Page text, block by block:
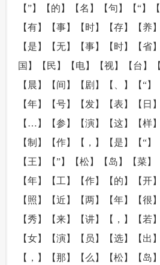
【”】【的】【名】【句】【“】
【有】【事】【时】【存】【养
【是】【无】【事】【时】【省
国】【民】【电】【视】【台】
【晨】【间】【剧】【、】【“】
【年】【号】【发】【表】【日
【…】【参】【演】【这】【样
【制】【作】【，】【是】【“】
【王】【”】【松】【岛】【菜】
【年】【工】【作】【的】【开
【照】【近】【两】【年】【很
【秀】【来】【讲】【，】【若
【女】【演】【员】【选】【出
【，】【那】【么】【松】【岛